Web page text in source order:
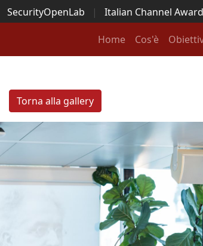
SecurityOpenLab | Italian Channel
Security Awards | ...
Home Cos'è
Torna alla gallery